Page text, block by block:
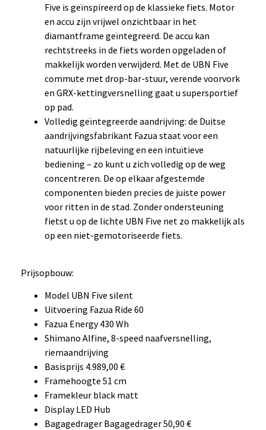
Five is geïnspireerd op de klassieke fiets. Motor
en accu zijn vrijwel onzichtbaar in het
diamantframe geïntegreerd. De accu kan
rechtstreeks in de fiets worden opgeladen of
makkelijk worden verwijderd. Met de UBN Five
commute met drop-bar-stuur, verende voorvork
en GRX-kettingversnelling gaat u supersportief
op pad.
Volledig geïntegreerde aandrijving: de Duitse
aandrijvingsfabrikant Fazua staat voor een
natuurlijke rijbeleving en een intuïtieve
bediening – zo kunt u zich volledig op de weg
concentreren. De op elkaar afgestemde
componenten bieden precies de juiste power
voor ritten in de stad. Zonder ondersteuning
fietst u op de lichte UBN Five net zo makkelijk als
op een niet-gemotoriseerde fiets.
Prijsopbouw:
Model UBN Five silent
Uitvoering Fazua Ride 60
Fazua Energy 430 Wh
Shimano Alfine, 8-speed naafversnelling,
riemaandrijving
Basisprijs 4.989,00 €
Framehoogte 51 cm
Framekleur black matt
Display LED Hub
Bagagedrager Bagagedrager 50,90 €